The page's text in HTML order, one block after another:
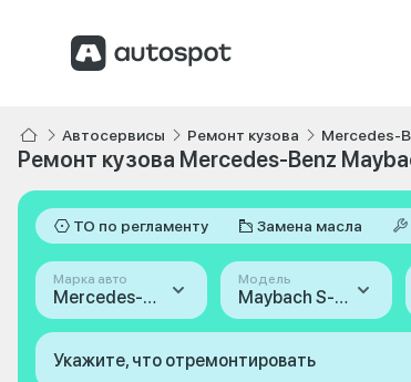
Автосервисы Ремонт кузова Mercedes-
Ремонт кузова Mercedes-Benz
ТО по регламенту Замена масла
Марка авто
Mercedes-Benz
Модель
Maybach S-Класс
Укажите, что отремонтировать